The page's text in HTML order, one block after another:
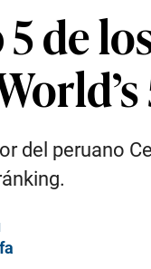
de
del peruano